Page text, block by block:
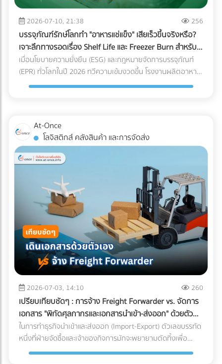
ทรุดตัว 2. กฎหมายอาคารและทางหนีไฟ (Safety Regulations)
การเปลี่ยนพื้นที่ดาดฟ้าให้เป็นพื้นที่สาธารณะที่มีคนใช้งานจำนวน
มาก ต้องคำนึงถึงกฎหมายควบคุมอาคารอย่างเคร่งครัด สิ่งที่
ต้องทำ: ตรวจสอบความสูงของราวกันตก (Parapet) ว่ามีความ
สูงเพียงพอและแข็งแรงหรือไม่ นอกจากนี้ต้องมีป้ายบอกทางหนี
ไฟที่ชัดเจน ระบบแสงสว่างฉุกเฉิน และบันไดที่กว้างพอสำหรับการ
อพยพผู้คนหากเกิดเหตุฉุกเฉิน 3. สภาพการระบายน้ำ
(Drainage System) ดาดฟ้าคือด่านแรกที่ต้องปะทะกับพายุฝน
ขัง สิ่งที่ต้องทำ: ก่อนปูพื้นใหม่ ควรเช็กระดับความลาดเอียงของ
พื้นคอนกรีตว่าสามารถทำให้น้ำไหล ลงท่อได้สะดวกหรือไม่ และ
ควรเพิ่มจุดระบายน้ำ หรือใส่ตะแกรงกันเศษใบไม้ขยะอุดตัน ????
จุดบอดสำคัญ: ทำไม "ระบบกันซึม" ถึงเป็นสิ่งที่ห้ามตัดงบทิ้งเด็ด
ขาด? หลายคนมักตกหลุมพรางด้วยการนำหญ้าเทียม แผ่นไม้
เทียม (Wood Plastic Composite) หรือกระเบื้อง ไปปูทับลงบน
พื้นคอนกรีตดาดฟ้าเดิมโดยตรง เพราะคิดว่าพื้นปูนเก่าก็ดูแข็ง
แรงดี แต่นี่คือ "ฝันร้าย" ที่รอวันปะทุเมื่อหน้าฝนมาเยือน
ธรรมชาติของพื้นคอนกรีตดาดฟ้าที่ต้องตากแดดตากฝนมา
หลายปี ย่อมมีการยืดและหดตัวจนเกิด "รอยแตกร้าวขนาดเล็ก
(Hairline Cracks)" ที่ตาเปล่ามองไม่เห็น เมื่อคุณนำวัสดุไปปูทับ
น้ำฝนจะซึมผ่านร่องพื้นลงไปขังอยู่ใต้แผ่นหญ้าเทียมหรือพื้นไม้
ความชื้นที่สะสมอยู่ตลอดเวลาจะค่อยๆ แทรกซึมลงตามรอยร้าว
ของคอนกรีต ผลลัพธ์ที่ตามมาหากไม่ทำระบบกันซึม: เหล็กเส้น
เป็นสนิมและดันปูนแตก: ความชื้นจะทำปฏิกิริยากับเหล็กเส้นใน
โครงสร้างพื้นคอนกรีต ทำให้เหล็กบวมและดันให้คอนกรีตหลุด
ร่อน (Spalling Concrete) ฝ้าเพดานชั้นล่างพังทลาย: น้ำที่ซึม
ลงมาจะหยดใส่ฝ้าเพดานชั้นล่าง ทำให้ฝ้าเกิดรอยด่าง เป็นเชื้อรา
หรือทะลุพังลงมา ทำลายเฟอร์นิเจอร์และระบบไฟที่เพิ่งทำใหม่
ทั้งหมด ค่าซ่อมแซมที่แพงกว่าค่าป้องกัน: หากเกิดน้ำรั่วซึม คุณ
2026-07-10, 21:38 256
บรรจุภัณฑ์รักษ์โลกทำ "อาหารแช่แข็ง" เสียเร็วขึ้นจริงหรือ?
เจาะลึกทางรอดเรื่อง Shelf Life และ Freezer Burn สำหรับ
โรงงานอุตสาหกรรม
เมื่อนโยบายความยั่งยืน (ESG) และกฎหมายจัดการบรรจุภัณฑ์
(EPR) ทั่วโลกในปี 2026 ทวีความเข้มงวดขึ้น โรงงานผลิตอาหาร
หลายแห่งต่างถูกกดดันให้เปลี่ยนมาใช้ "บรรจุภัณฑ์รักษ์โลก" แต่
เกล็ดน้ำแข็ง (Freezer Burn) หรือเปล่า? และถุงจะกรอบแตกใน
ห้องเย็นไหม?" ความกังวลนี้คือความจริงที่หลีกเลี่ยงไม่ได้ ใน
อุตสาหกรรมอาหารแช่แข็ง การใช้วัสดุรักษ์โลกแบบผิดประเภทอาจ
ทำให้อายุการเก็บรักษาที่เคยอยู่ได้นาน 1-2 ปี ลดลงอย่าง
ฮวบฮาบ หรือเกิดความเสียหายระหว่างขนส่ง ซึ่งส่งผลกระทบ
อย่างรุนแรงต่อกำไรและชื่อเสียงของแบรนด์ เรามาทำความเข้าใจ
ความท้าทายนี้ตามความเป็นจริง พร้อมหา "ทางรอด" เชิง
วิศวกรรมที่จะช่วยให้โรงงานของคุณรักษ์โลกได้ โดยที่อาหารแช่
แข็งยังคงคุณภาพสมบูรณ์ 100% ทำไมบรรจุภัณฑ์รักษ์โลกทั่วไป
ถึงสอบตกใน "ห้องเย็น"? หน้าที่หลักของบรรจุภัณฑ์อาหารแช่
แข็งคือการทนต่ออุณหภูมิติดลบ (ตั้งแต่ -18°C ไปจนถึง -40°C)
และต้องเป็น "เกราะป้องกัน (Barrier)" ไม่ให้ความชื้นระเหยออก
จากอาหารจนเกิดสภาวะ Freezer Burn (เนื้อสัตว์หรืออาหาร
แห้งกระด้างและเสียรสชาติ) พลาสติกแบบดั้งเดิมที่โรงงานนิยมใช้
(เช่น ไนลอนประกบ PE) มีความเหนียว ทนความเย็น และกันรอย
เจาะทะลุจากความแหลมคมของเกล็ดน้ำแข็งได้ดีเยี่ยม แต่มัน
"รีไซเคิลไม่ได้" ในขณะที่หากคุณเปลี่ยนไปใช้พลาสติกชีวภาพที่
ย่อยสลายได้ (เช่น PLA) วัสดุเหล่านี้มักจะเปราะบาง ทนความเย็น
แถมยังมีอัตราการซึมผ่านของไอน้ำ (WVTR) สูง ทำให้อาหารสูญ
At-Once
โลจิสติกส์ คลังสินค้า และการจัดส่ง
2026-07-03, 14:10 260
เปรียบเทียบชัดๆ : การจ้าง Freight Forwarder vs. จัดการ
เอกสาร "พิกัดศุลกากรและเอกสารนำเข้า-ส่งออก" ด้วยตัว
เอง
ในการทำธุรกิจนำเข้าและส่งออก (Import-Export) ตัวเลขบรรทัด
หนึ่งที่ฝ่ายจัดซื้อและเจ้าของกิจการมักจะพยายามตัดทิ้งเพื่อ
ประหยัดต้นทุนคือ "ค่าบริการตัวแทนออกของ (Customs